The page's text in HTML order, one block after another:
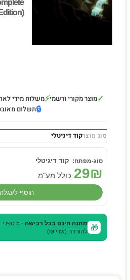
Edition) - למחשב
Edition) - למחשב
✓מוצר מקורי ורשמי⚡משלוח מידי
🔒תשלום
סוג מוצרקוד דיגיטלי
קוד דיגיטלי
29₪ כולל מע"מ
הוסף לעגלה
🎁 מתנה חינם בכל רכישה
להורדה (שווי ₪)